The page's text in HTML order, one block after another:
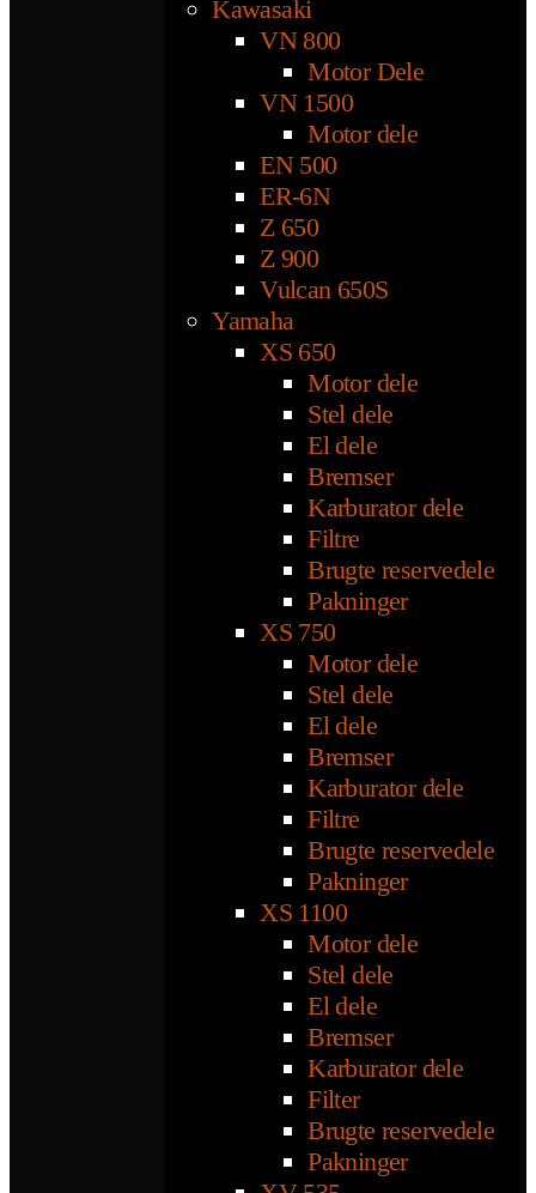
Kawasaki
VN 800
Motor Dele
VN 1500
Motor dele
EN 500
ER-6N
Z 650
Z 900
Vulcan 650S
Yamaha
XS 650
Motor dele
Stel dele
El dele
Bremser
Karburator dele
Filtre
Brugte reservedele
Pakninger
XS 750
Motor dele
Stel dele
El dele
Bremser
Karburator dele
Filtre
Brugte reservedele
Pakninger
XS 1100
Motor dele
Stel dele
El dele
Bremser
Karburator dele
Filter
Brugte reservedele
Pakninger